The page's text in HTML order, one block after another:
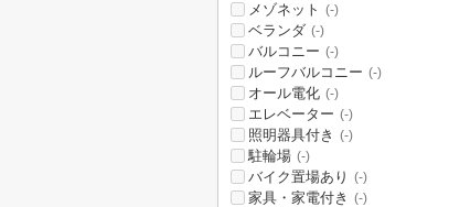
メゾネット (-)
ベランダ (-)
バルコニー (-)
ルーフバルコニー (-)
オール電化 (-)
エレベーター (-)
照明器具付き (-)
駐輪場 (-)
バイク置場あり (-)
家具・家電付き (-)